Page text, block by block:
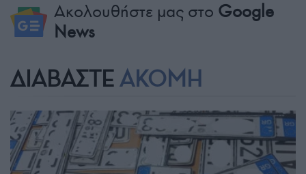
Ακολουθήστε μας στο Google
News
ΔΙΑΒΑΣΤΕ ΑΚΟΜΗ